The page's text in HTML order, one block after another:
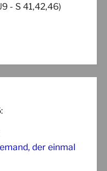
- S 41,42,46)
der einmal